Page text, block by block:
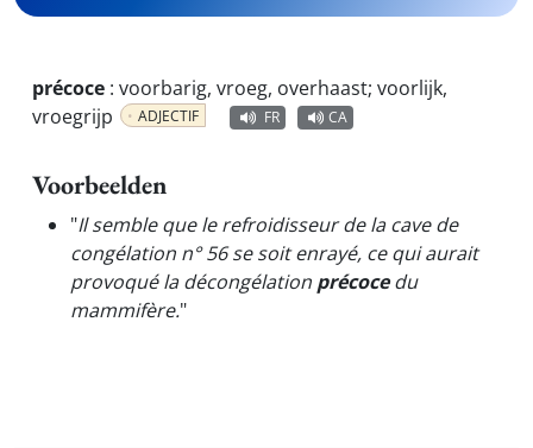
précoce : voorbarig, vroeg, overhaast; voorlijk,
vroegrijp
ADJECTIF FR CA
Voorbeelden
"Il semble que le refroidisseur de la cave de
congélation n° 56 se soit enrayé, ce qui aurait
provoqué la décongélation précocedu
mammifère."